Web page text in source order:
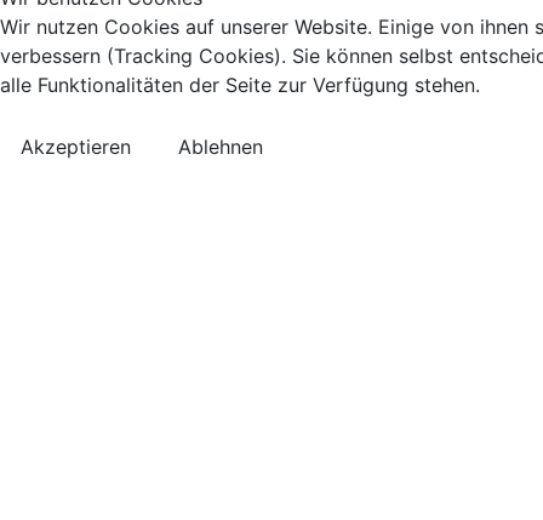
Wir nutzen Cookies auf unserer Website. Einige von
verbessern (Tracking Cookies). Sie können selbst
alle Funktionalitäten der Seite zur Verfügung stehen.
Akzeptieren Ablehnen